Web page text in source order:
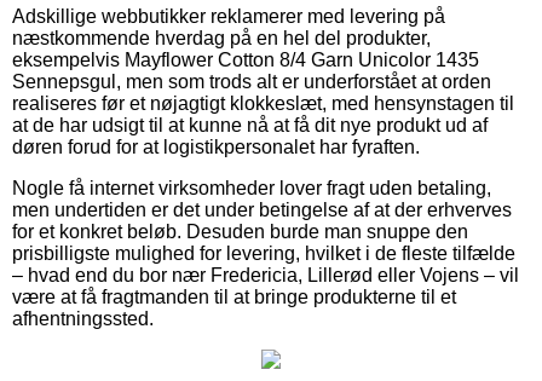
Adskillige webbutikker reklamerer med levering på
næstkommende hverdag på en hel del produkter,
eksempelvis Mayflower Cotton 8/4 Garn Unicolor 1435
Sennepsgul, men som trods alt er underforstået at orden
realiseres før et nøjagtigt klokkeslæt, med hensynstagen til
at de har udsigt til at kunne nå at få dit nye produkt ud af
døren forud for at logistikpersonalet har fyraften.
Nogle få internet virksomheder lover fragt uden betaling,
men undertiden er det under betingelse af at der erhverves
for et konkret beløb. Desuden burde man snuppe den
prisbilligste mulighed for levering, hvilket i de fleste tilfælde
– hvad end du bor nær Fredericia, Lillerød eller Vojens – vil
være at få fragtmanden til at bringe produkterne til et
afhentningssted.